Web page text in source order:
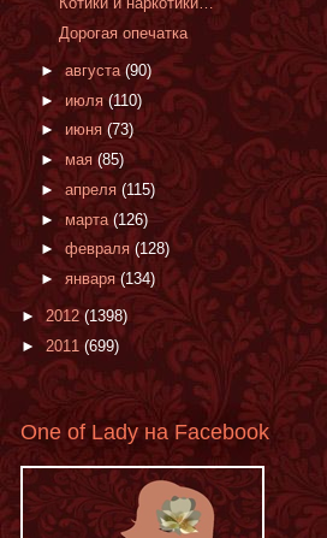
Дорогая опечатка
►августа (90)
► июля(110)
► июня (73)
► мая(85)
► апреля (115)
►марта (126)
► февраля(128)
► января (134)
► 2012 (1398)
►2011 (699)
One of Lady на Facebook